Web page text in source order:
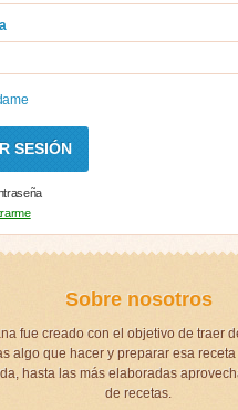
Sobre nosotros
fue creado con el objetivo de traer
algo que hacer y preparar esa
hasta las más elaboradas
de recetas.